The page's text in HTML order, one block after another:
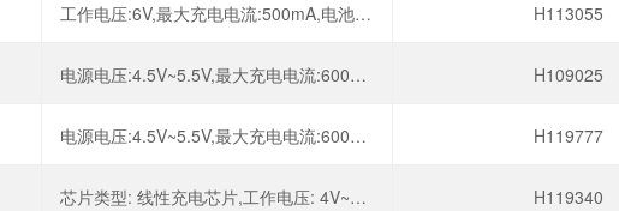
工作电压:6V,最大充电电流:500mA,电池类型:锂离子/聚合物,电池节数:1, H113055
电源电压:4.5V~5.5V,最大充电电流:600mA,电池类型:锂离子,电池节数:1, H109025
电源电压:4.5V~5.5V,最大充电电流:600mA,电池类型:锂离子,电池节数:1, H119777
芯片类型: 线性充电芯片,工作电压: 4V~7V,最大充电电流: 300mA,充电饱和电压: 4.2V, H119340